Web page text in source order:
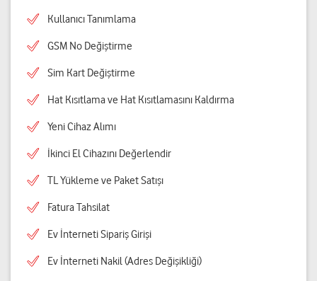
Kullanıcı Tanımlama
GSM No Değiştirme
Sim Kart Değiştirme
Hat Kısıtlama ve Hat Kısıtlamasını Kaldırma
Yeni Cihaz Alımı
İkinci El Cihazını Değerlendir
TL Yükleme ve Paket Satışı
Fatura Tahsilat
Ev İnterneti Sipariş Girişi
Ev İnterneti Nakil (Adres Değişikliği)